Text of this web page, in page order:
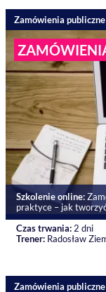
Zamówienia publiczne
Szkolenie online:
praktyce – jak
umowy w świetle
Czas trwania:2 dni
Trener: Radosław
Zamówienia publiczne